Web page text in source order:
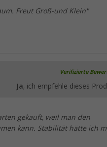
Freut Groß-und Klein"
Verifizierte
Ja, ich empfehle dieses
gekauft, weil man den
kann. Stabilität hätte ich